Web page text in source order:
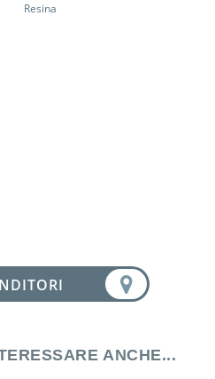
Resina
ANCHE...